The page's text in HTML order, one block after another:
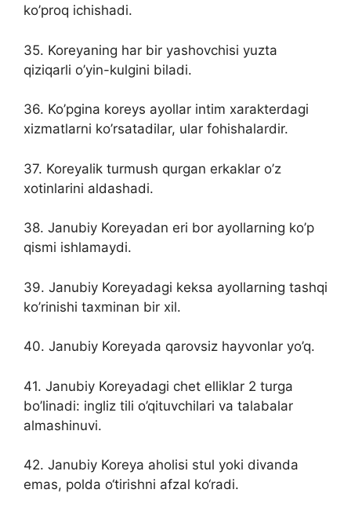
ko’proq ichishadi.
35. Koreyaning har bir yashovchisi yuzta
qiziqarli o’yin-kulgini biladi.
36. Ko’pgina koreys ayollar intim xarakterdagi
xizmatlarni ko’rsatadilar, ular fohishalardir.
37. Koreyalik turmush qurgan erkaklar o’z
xotinlarini aldashadi.
38. Janubiy Koreyadan eri bor ayollarning ko’p
qismi ishlamaydi.
39. Janubiy Koreyadagi keksa ayollarning tashqi
ko’rinishi taxminan bir xil.
40. Janubiy Koreyada qarovsiz hayvonlar yo’q.
41. Janubiy Koreyadagi chet elliklar 2 turga
bo’linadi: ingliz tili o’qituvchilari va talabalar
almashinuvi.
42. Janubiy Koreya aholisi stul yoki divanda
emas, polda o‘tirishni afzal ko‘radi.